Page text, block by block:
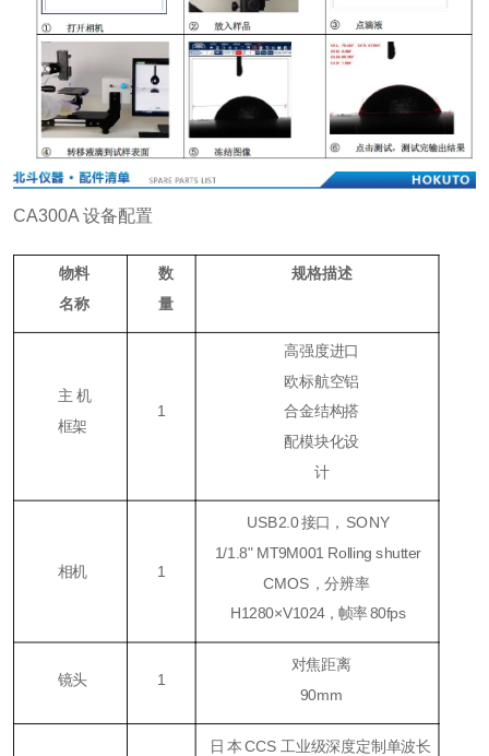
CA300A 设备配置
物料
名称
数
量
规格描述
主机
框架
1
高强度进口
欧标航空铝
合金结构搭
配模块化设
计
相机 1
USB2.0接口， SONY
1/1.8" MT9M001 Rolling shutter
CMOS，分辨率
H1280×V1024，帧率80fps
镜头 1
对焦距离
90mm
日本CCS 工业级深度定制单波长